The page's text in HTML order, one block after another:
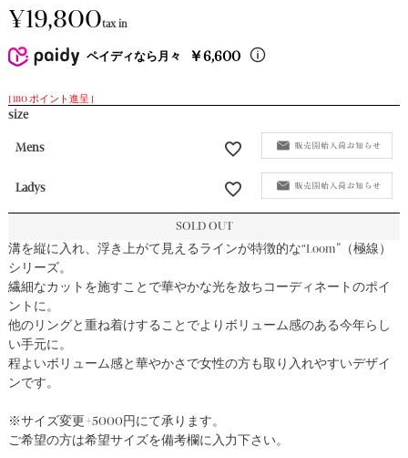
BROOCH｜ ブローチ
SHOP LIST
LEGAL INFORMATION
CONTACT
¥19,800tax in
ペイディなら月々 ￥6,600
[180ポイント進呈 ]
size
Mens
Ladys
SOLD OUT
溝を縦に入れ、浮き上がて見えるラインが特徴的な“Loom”（極線）
シリーズ。
繊細なカットを施すことで華やかな光を放ちコーディネートのポイ
ントに。
他のリングと重ね着けすることでよりボリューム感のある今年らし
い手元に。
程よいボリューム感と華やかさで女性の方も取り入れやすいデザイ
ンです。
※サイズ変更+5000円にて承ります。
ご希望の方は希望サイズを備考欄に入力下さい。